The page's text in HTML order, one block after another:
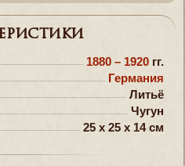
1880 – 1920 гг.
Германия
Литьё
Чугун
25 x 25 x 14 см